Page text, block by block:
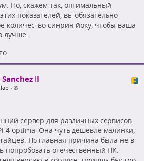
Но, скажем так, оптимальный
показателей, вы обязательно
количество синрин-йоку, чтобы ваша
лучше.
II
•
сервер для различных сервисов.
4 optima. Она чуть дешевле малинки,
Но главная причина была не в
попробовать отечественный ПК.